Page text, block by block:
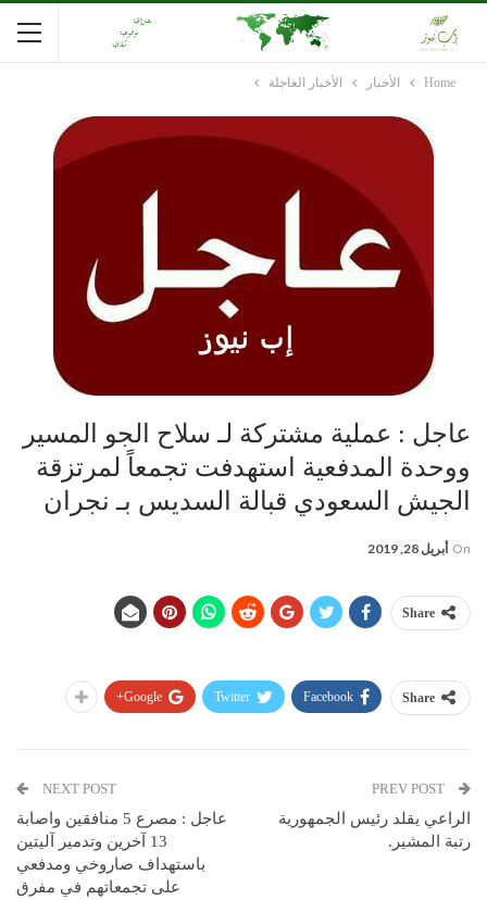
Home الأخبار الأخبار العاجلة
عاجل : عملية مشتركة لـ سلاح الجو المسير
ووحدة المدفعية استهدفت تجمعاً لمرتزقة
الجيش السعودي قبالة السديس بـ نجران
On أبريل 28, 2019
Share
Share
Facebook
Twitter
Google+
الراعي يقلد رئيس الجمهورية
رتبة المشير.
NEXT POST
عاجل : مصرع 5 منافقين واصابة
13 آخرين وتدمير آليتين
باستهداف صاروخي ومدفعي
على تجمعاتهم في مفرق